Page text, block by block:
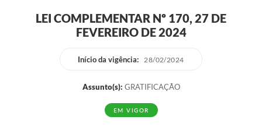
LEI COMPLEMENTAR Nº 170, 27 DE
FEVEREIRO DE 2024
Início da vigência: 28/02/2024
Assunto(s): GRATIFICAÇÃO
EM VIGOR